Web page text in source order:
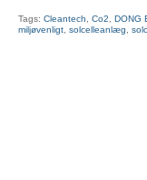
Tags: Cleantech Co2 DONG
miljøvenligt, solcelleanlæg